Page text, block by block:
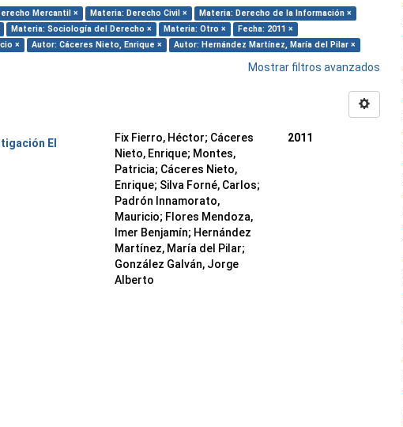
Mercantil × Materia: Derecho Civil ×
Materia: Derecho de la Información ×
Materia: Sociología del Derecho × Materia: Otro ×
Fecha: 2011 ×
× Autor: Cáceres Nieto, Enrique × Autor: Hernández Martínez, María del Pilar ×
Mostrar filtros avanzados
El
Fix Fierro, Héctor; Cáceres
Nieto, Enrique; Montes,
Patricia; Cáceres Nieto,
Enrique; Silva Forné, Carlos;
Padrón Innamorato,
Mauricio; Flores Mendoza,
Imer Benjamín; Hernández
Martínez, María del Pilar;
González Galván, Jorge
Alberto
2011